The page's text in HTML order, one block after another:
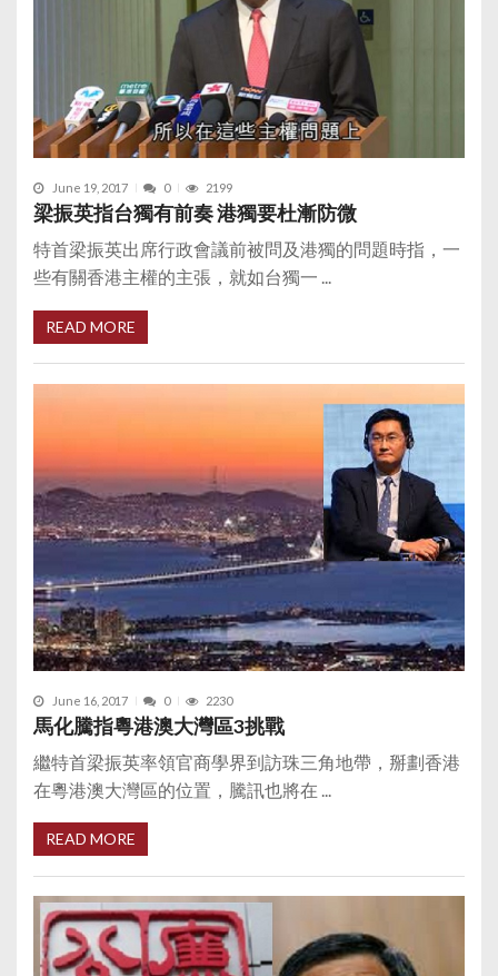
June 19, 2017 0 2199
梁振英指台獨有前奏 港獨要杜漸防微
特首梁振英出席行政會議前被問及港獨的問題時指，一
些有關香港主權的主張，就如台獨一 ...
READ MORE
June 16, 2017 0 2230
馬化騰指粵港澳大灣區3挑戰
繼特首梁振英率領官商學界到訪珠三角地帶，掰劃香港
在粵港澳大灣區的位置，騰訊也將在 ...
READ MORE